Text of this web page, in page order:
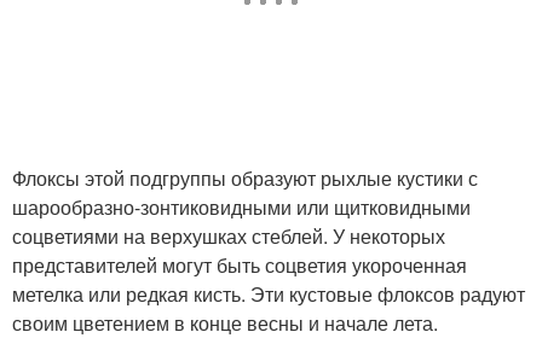
Флоксы этой подгруппы образуют рыхлые кустики с
шарообразно-зонтиковидными или щитковидными
соцветиями на верхушках стеблей. У некоторых
представителей могут быть соцветия укороченная
метелка или редкая кисть. Эти кустовые флоксов радуют
своим цветением в конце весны и начале лета.